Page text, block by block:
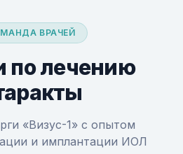
ВРАЧЕЙ
по лечению
«Визус-1» с опытом
и имплантации ИОЛ